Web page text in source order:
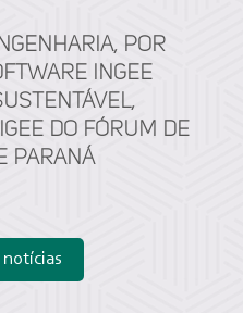
por
ingee
do Fórum de
Paraná
notícias